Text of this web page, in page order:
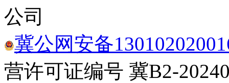
公司
冀公网安备
营许可证编号 冀B2-